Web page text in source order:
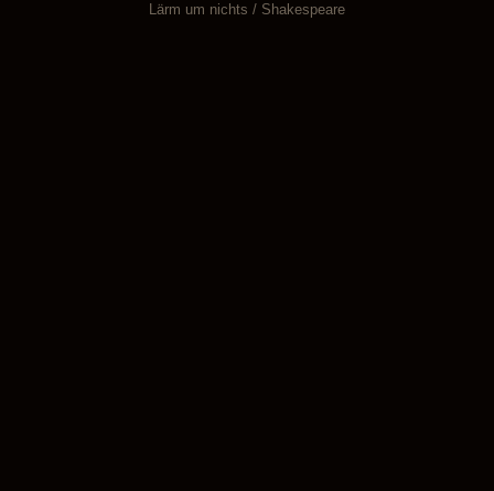
Lärm um nichts / Shakespeare